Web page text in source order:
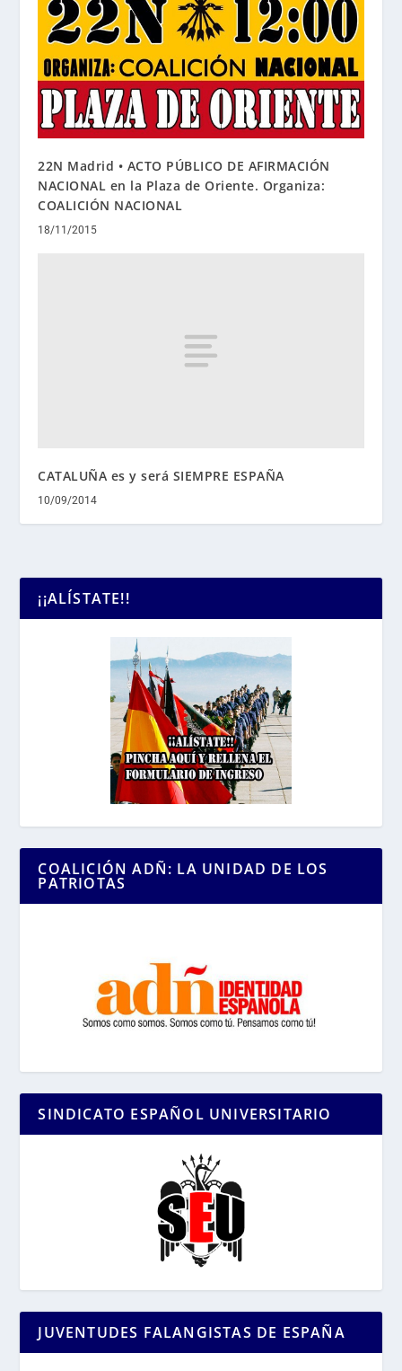
22N Madrid • ACTO PÚBLICO DE AFIRMACIÓN
NACIONAL en la Plaza de Oriente. Organiza:
COALICIÓN NACIONAL
18/11/2015
CATALUÑA es y será SIEMPRE ESPAÑA
10/09/2014
¡¡ALÍSTATE!!
COALICIÓN ADÑ: LA UNIDAD DE LOS
PATRIOTAS
SINDICATO ESPAÑOL UNIVERSITARIO
JUVENTUDES FALANGISTAS DE ESPAÑA